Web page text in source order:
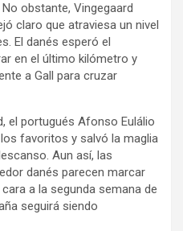
obstante, Vingegaard
claro que atraviesa un nivel
El danés esperó el
en el último kilómetro y
a Gall para cruzar
el portugués Afonso Eulálio
favoritos y salvó la maglia
Aun así, las
danés parecen marcar
a la segunda semana de
seguirá siendo